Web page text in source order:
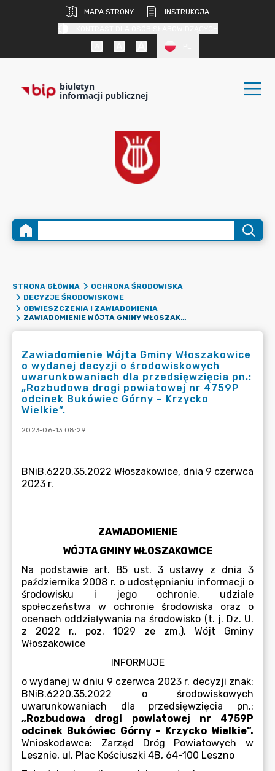
MAPA STRONY
INSTRUKCJA
biuletyn
informacji publicznej
STRONA GŁÓWNA
OCHRONA ŚRODOWISKA
DECYZJE ŚRODOWISKOWE
OBWIESZCZENIA I ZAWIADOMIENIA
ZAWIADOMIENIE WÓJTA GMINY WŁOSZAKOWICE O WYDANEJ DECYZJI O ŚRODOWISKOWYCH UWARUNKOWANIACH DLA PRZEDSIĘWZIĘCIA PN.: „ROZBUDOWA DROGI POWIATOWEJ NR 4759P ODCINEK BUKÓWIEC GÓRNY – KRZYCKO WIELKIE”.
Zawiadomienie Wójta Gminy Włoszakowice
o wydanej decyzji o środowiskowych
uwarunkowaniach dla przedsięwzięcia pn.:
„Rozbudowa drogi powiatowej nr 4759P
odcinek Bukówiec Górny – Krzycko
Wielkie”.
2023-06-13 08:29